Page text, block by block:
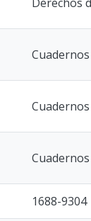
1688-9304